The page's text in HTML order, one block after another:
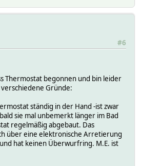
#6
Thermostat begonnen und bin leider
Gründe:
ständig in der Hand -ist zwar
sie mal unbemerkt länger im Bad
regelmäßig abgebaut. Das
über eine elektronische Arretierung
hat keinen Überwurfring. M.E. ist